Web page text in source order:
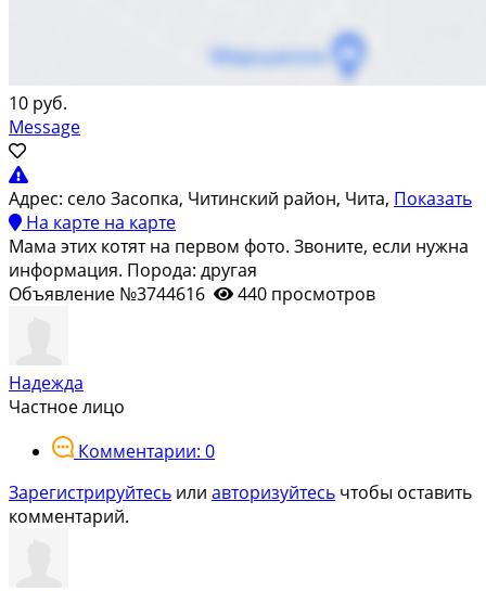
10 руб.
Message
Адрес: село Засопка, Читинский район, Чита, Показать
На карте на карте
Мама этих котят на первом фото. Звоните, если нужна
информация. Порода: другая
Объявление №3744616
440 просмотров
Надежда
Частное лицо
Комментарии: 0
Зарегистрируйтесь или авторизуйтесь чтобы оставить
комментарий.